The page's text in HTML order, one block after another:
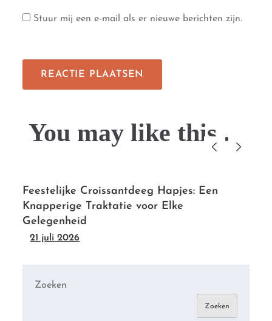
Stuur mij een e-mail als er nieuwe berichten zijn.
You may like this....
Feestelijke Croissantdeeg Hapjes: Een
Knapperige Traktatie voor Elke
Gelegenheid
21 juli 2026
Zoeken
Zoeken